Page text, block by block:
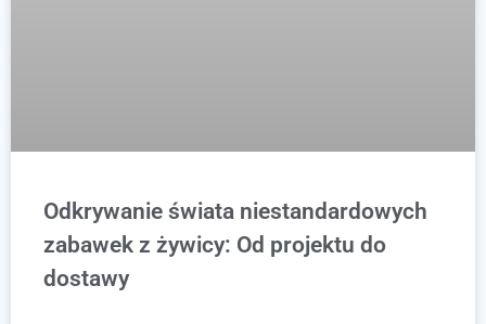
Odkrywanie świata niestandardowych
zabawek z żywicy: Od projektu do
dostawy